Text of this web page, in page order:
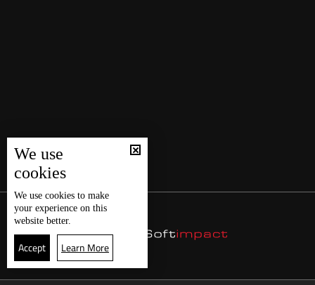
21
We use
cookies
We use cookies to make
your experience on this
website better.
Accept Learn More